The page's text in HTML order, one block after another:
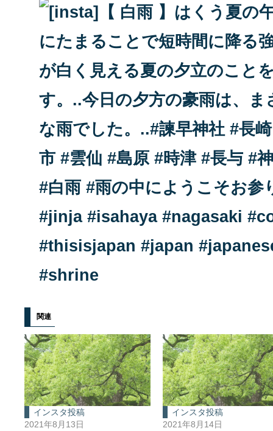
関連
インスタ投稿
2021年8月13日
インスタ投稿
2021年8月14日